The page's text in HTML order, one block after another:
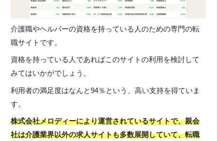
介護職やヘルパーの資格を持っている人のための専門の転
職サイトです。
資格を持っている人であればこのサイトの利用を検討して
みてはいかがでしょう。
利用者の満足度はなんと94％という、高い支持を得ていま
す。
株式会社メロディーにより運営されているサイトで、親会
社は介護業界以外の求人サイトも多数展開していて、転職